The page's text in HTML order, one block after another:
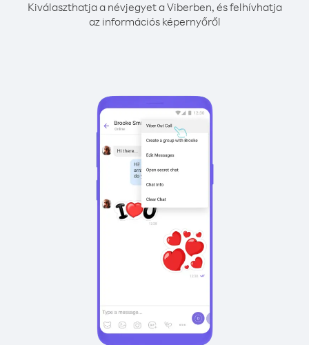
Kiválaszthatja a névjegyet a Viberben, és felhívhatja
az információs képernyőről